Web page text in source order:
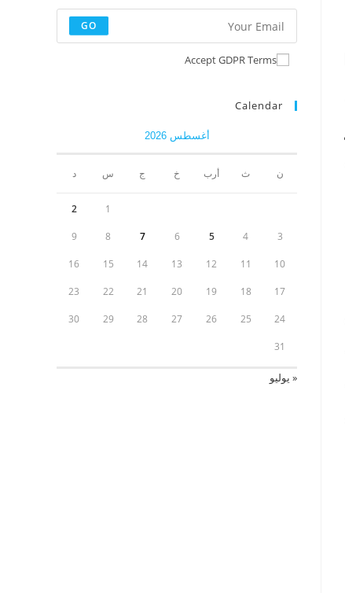
GO
Accept GDPR Terms
Calendar
أغسطس 2026
ن ث أرب خ ج س د
1
2
3
4
5
6
7
8
9
10
11
12
13
14
15
16
17
18
19
20
21
22
23
24
25
26
27
28
29
30
31
« يوليو